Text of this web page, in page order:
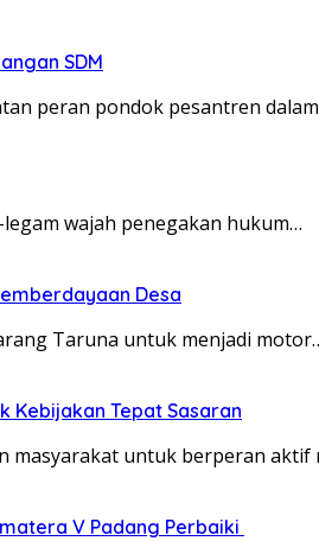
SDM
peran pondok pesantren
wajah penegakan hukum…
Desa
Taruna untuk menjadi
Kebijakan Tepat Sasaran
masyarakat untuk berperan aktif
V Padang Perbaiki